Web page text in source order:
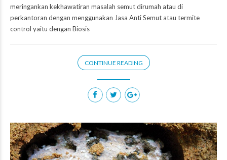
meringankan kekhawatiran masalah semut dirumah atau di
perkantoran dengan menggunakan Jasa Anti Semut atau termite
control yaitu dengan Biosis
CONTINUE READING